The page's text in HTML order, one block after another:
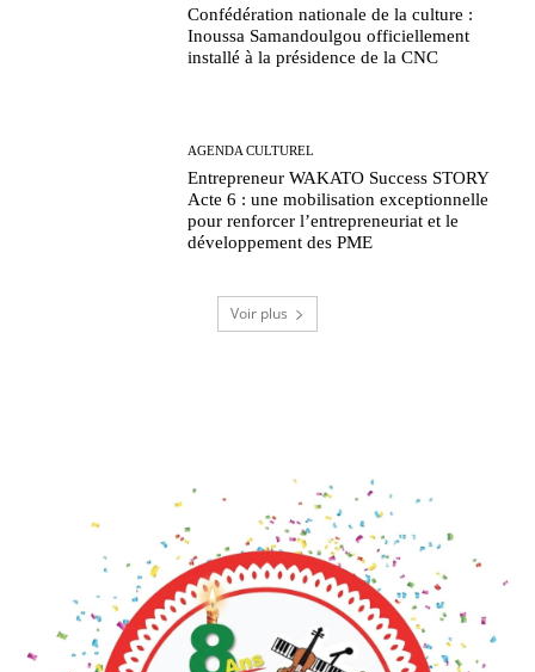
Confédération nationale de la culture :
Inoussa Samandoulgou officiellement
installé à la présidence de la CNC
AGENDA CULTUREL
Entrepreneur WAKATO Success STORY
Acte 6 : une mobilisation exceptionnelle
pour renforcer l’entrepreneuriat et le
développement des PME
Voir plus